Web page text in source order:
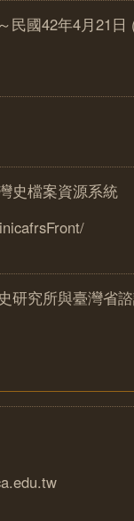
民國42年4月21日
史檔案資源系統
研究所與臺灣省